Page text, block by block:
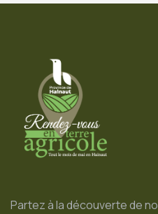
Partez à la découverte de